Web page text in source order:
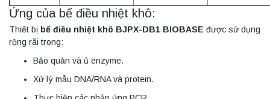
Ứng của bể điều nhiệt khô:
Thiết bị bể điều nhiệt khô BJPX-DB1 BIOBASE được sử dụng
rộng rãi trong:
Bảo quản và ủ enzyme.
Xử lý mẫu DNA/RNA và protein.